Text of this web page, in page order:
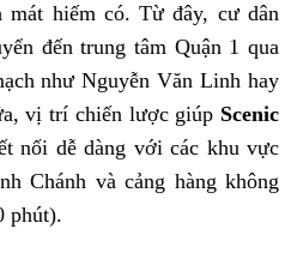
mát hiếm có. Từ đây, cư dân
đến trung tâm Quận 1 qua
như Nguyễn Văn Linh hay
vị trí chiến lược giúp Scenic
nối dễ dàng với các khu vực
Chánh và cảng hàng không
phút).